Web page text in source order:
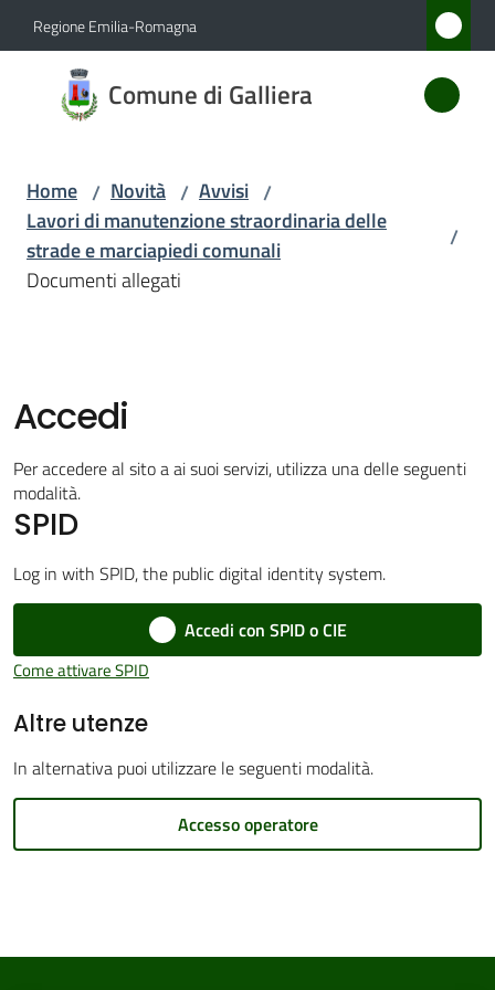
Vai al contenuto
Vai alla navigazione
Vai al footer
Regione Emilia-Romagna
Comune di Galliera
Comune
di
Amministrazione
Vivere
Galliera
Amministrazione
gli
argomenti...
Seguici
Home / Novità / Avvisi /
Lavori di manutenzione straordinaria delle
strade e marciapiedi comunali
/
Documenti allegati
Accedi
Per accedere al sito a ai suoi servizi, utilizza una delle seguenti
modalità.
SPID
Log in with SPID, the public digital identity system.
Accedi con SPID o CIE
Come attivare SPID
Altre utenze
In alternativa puoi utilizzare le seguenti modalità.
Accesso operatore